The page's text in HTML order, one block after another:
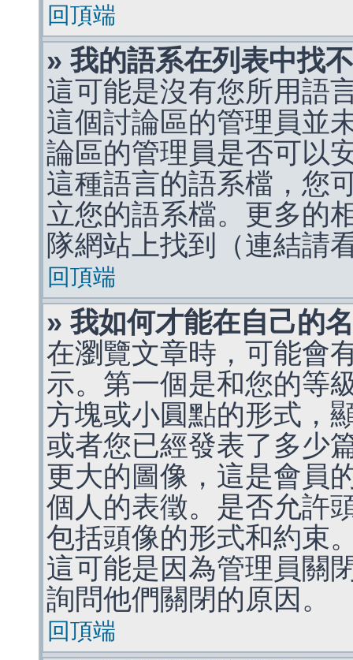
回頂端
» 我的語系在列表中找
這可能是沒有您所用語
這個討論區的管理員並
論區的管理員是否可以
這種語言的語系檔，您
立您的語系檔。更多的
隊網站上找到（連結請
回頂端
» 我如何才能在自己的
在瀏覽文章時，可能會
示。第一個是和您的等
方塊或小圓點的形式，
或者您已經發表了多少
更大的圖像，這是會員
個人的表徵。是否允許
包括頭像的形式和約束
這可能是因為管理員關
詢問他們關閉的原因。
回頂端